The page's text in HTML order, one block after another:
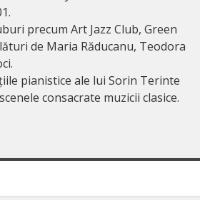
precum Art Jazz Club, Green
de Maria Răducanu, Teodora
pianistice ale lui Sorin Terinte
consacrate muzicii clasice.